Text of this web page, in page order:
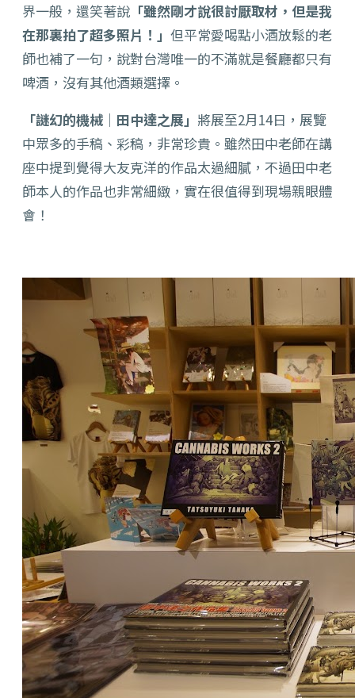
界一般，還笑著說 「雖然剛才說很討厭取材，但是我
在那裏拍了超多照片！」 但平常愛喝點小酒放鬆的老
師也補了一句，說對台灣唯一的不滿就是餐廳都只有
啤酒，沒有其他酒類選擇。
「謎幻的機械│田中達之展」 將展至2月14日，展覽
中眾多的手稿、彩稿，非常珍貴。雖然田中老師在講
座中提到覺得大友克洋的作品太過細膩，不過田中老
師本人的作品也非常細緻，實在很值得到現場親眼體
會！